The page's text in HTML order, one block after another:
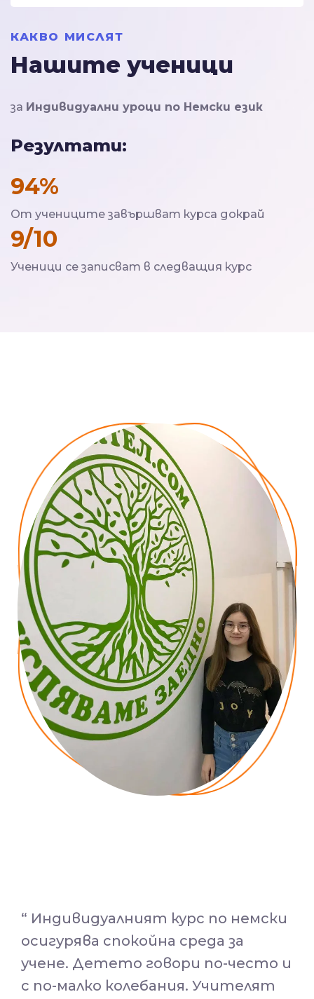
КАКВО МИСЛЯТ
Нашите ученици
за Индивидуални уроци по Немски език
Резултати:
94%
От учениците завършват курса докрай
9/10
Ученици се записват в следващия курс
“ Индивидуалният курс по немски
осигурява спокойна среда за
учене. Детето говори по-често и
с по-малко колебания. Учителят